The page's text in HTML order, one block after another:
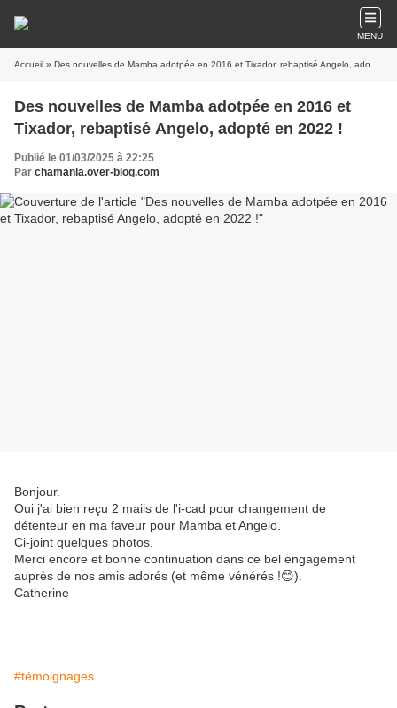
MENU
Accueil » Des nouvelles de Mamba adotpée en 2016 et Tixador, rebaptisé Angelo, adopté en 2022 !
Des nouvelles de Mamba adotpée en 2016 et
Tixador, rebaptisé Angelo, adopté en 2022 !
Publié le 01/03/2025 à 22:25
Par chamania.over-blog.com
Bonjour.
Oui j'ai bien reçu 2 mails de l'i-cad pour changement de
détenteur en ma faveur pour Mamba et Angelo.
Ci-joint quelques photos.
Merci encore et bonne continuation dans ce bel engagement
auprès de nos amis adorés (et même vénérés !😊).
Catherine
#témoignages